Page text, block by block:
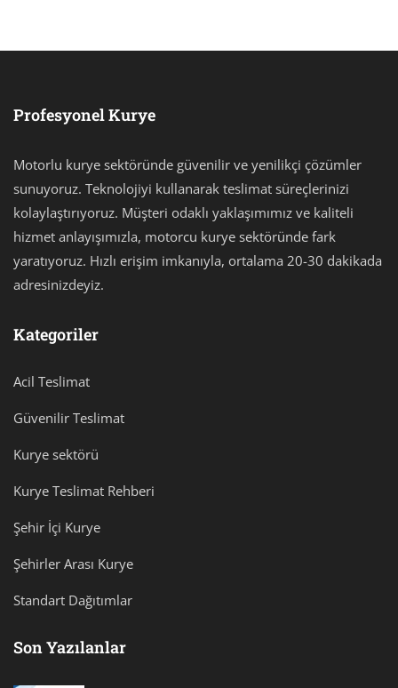
Profesyonel Kurye
Motorlu kurye sektöründe güvenilir ve yenilikçi çözümler
sunuyoruz. Teknolojiyi kullanarak teslimat süreçlerinizi
kolaylaştırıyoruz. Müşteri odaklı yaklaşımımız ve kaliteli
hizmet anlayışımızla, motorcu kurye sektöründe fark
yaratıyoruz. Hızlı erişim imkanıyla, ortalama 20-30 dakikada
adresinizdeyiz.
Kategoriler
Acil Teslimat
Güvenilir Teslimat
Kurye sektörü
Kurye Teslimat Rehberi
Şehir İçi Kurye
Şehirler Arası Kurye
Standart Dağıtımlar
Son Yazılanlar